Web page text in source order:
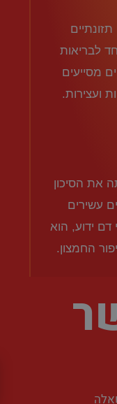
לבריאות
מסייעים
ועצירות.
את הסיכון
עשירים
דם ידוע, הוא
החמצון.